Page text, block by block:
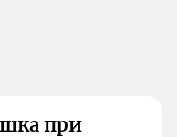
при